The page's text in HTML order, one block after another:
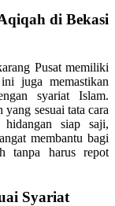
di Bekasi
Pusat memiliki
juga memastikan
syariat Islam.
sesuai tata cara
siap saji,
membantu bagi
tanpa harus repot
Syariat